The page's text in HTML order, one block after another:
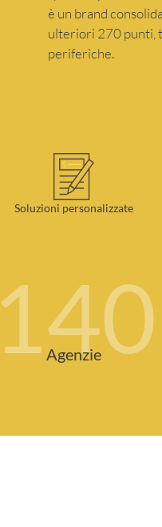
è un brand
ulteriori 270 punti,
periferiche.
Soluzioni personalizzate
140
Agenzie